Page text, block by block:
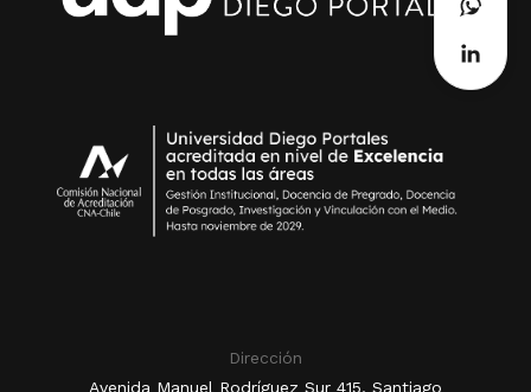
Dirección
Avenida Manuel Rodríguez Sur 415, Santiago